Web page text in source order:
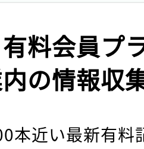
有料会員プ
の情報収
本近い最新有料